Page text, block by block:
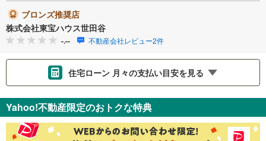
ブロンズ推奨店
株式会社東宝ハウス世田谷
-.-- 不動産会社レビュー2件
住宅ローン 月々の支払い目安を見る
金利 ％
Yahoo!不動産限定のおトクな特典